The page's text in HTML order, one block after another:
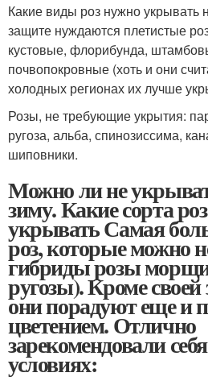
Какие виды роз нужно укрывать
защите нуждаются плетистые
кустовые, флорибунда,
почвопокровные (хоть и они
холодных регионах их лучше
Розы, не требующие укрытия:
ругоза, альба, спинозиссима,
шиповники.
Можно ли не
зиму. Какие сорта
укрывать Самая
роз, которые можно
гибриды розы
ругозы). Кроме
они порадуют еще и
цветением. Отлично
зарекомендовали
условиях: